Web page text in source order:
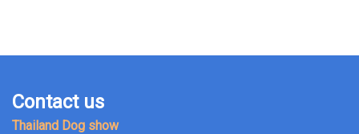
Contact us
Thailand Dog show